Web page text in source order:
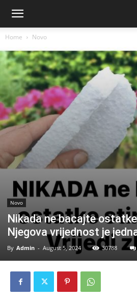
Home Novo
Novo
Nikada ne bacajte
Njegova vrijednost je
By Admin - August 5, 2024 30788